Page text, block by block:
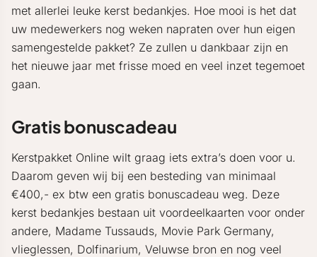
met allerlei leuke kerst bedankjes. Hoe mooi is het dat
uw medewerkers nog weken napraten over hun eigen
samengestelde pakket? Ze zullen u dankbaar zijn en
het nieuwe jaar met frisse moed en veel inzet tegemoet
gaan.
Gratis bonuscadeau
Kerstpakket Online wilt graag iets extra’s doen voor u.
Daarom geven wij bij een besteding van minimaal
€400,- ex btw een gratis bonuscadeau weg. Deze
kerst bedankjes bestaan uit voordeelkaarten voor onder
andere, Madame Tussauds, Movie Park Germany,
vlieglessen, Dolfinarium, Veluwse bron en nog veel